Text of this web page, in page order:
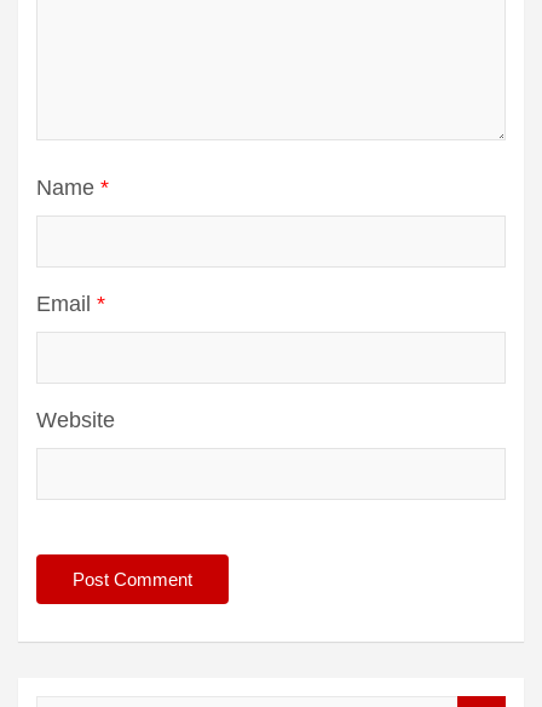
Name *
Email *
Website